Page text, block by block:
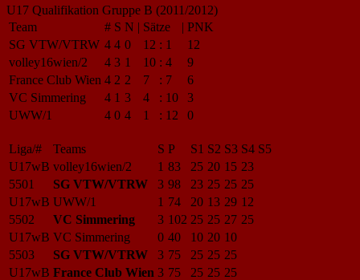
U17 Qualifikation Gruppe B (2011/2012)
Team
# S N | Sätze | PNK
SG VTW/VTRW 4 4 0 12 : 1
12
volley16wien/2
4 3 1 10 : 4
9
France Club Wien 4 2 2 7 : 7
6
VC Simmering
4 1 3 4 : 10
3
UWW/1
4 0 4 1 : 12 0
Liga/# Teams S P S1 S2 S3 S4 S5
U17wB volley16wien/2 1 83 25 20 15 23
5501
SG VTW/VTRW 3 98 23 25 25 25
U17wB UWW/1 1 74 20 13 29 12
5502
VC Simmering 3 102 25 25 27 25
U17wB VC Simmering 0 40 10 20 10
5503
SG VTW/VTRW 3 75 25 25 25
U17wB France Club Wien 3 75 25 25 25